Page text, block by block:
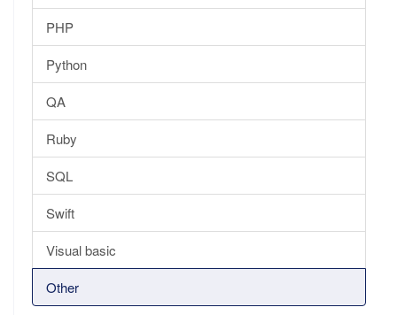
PHP
Python
QA
Ruby
SQL
Swift
Visual basic
Other